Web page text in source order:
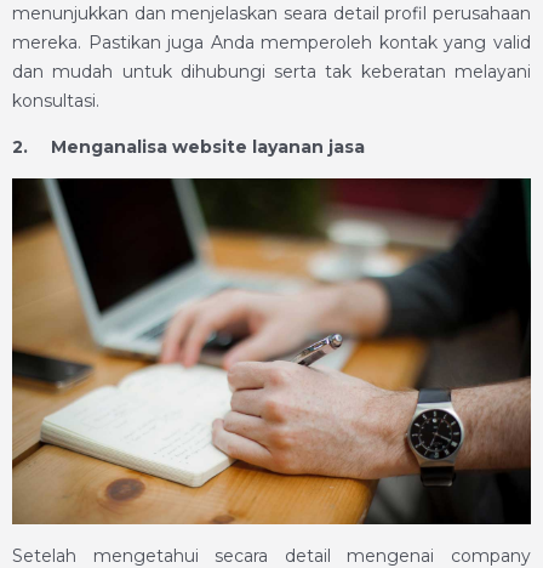
menunjukkan dan menjelaskan seara detail profil perusahaan
mereka. Pastikan juga Anda memperoleh kontak yang valid
dan mudah untuk dihubungi serta tak keberatan melayani
konsultasi.
2. Menganalisa website layanan jasa
Setelah mengetahui secara detail mengenai company